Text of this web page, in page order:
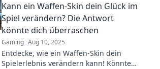
Kann ein Waffen-Skin dein Glück im
Spiel verändern? Die Antwort
könnte dich überraschen
Gaming Aug 10, 2025
Entdecke, wie ein Waffen-Skin dein
Spielerlebnis verändern kann! Könnte